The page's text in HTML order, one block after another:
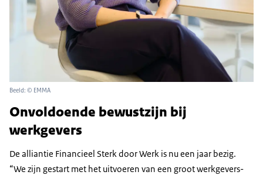
Beeld: © EMMA
Onvoldoende bewustzijn bij
werkgevers
De alliantie Financieel Sterk door Werk is nu een jaar bezig.
“We zijn gestart met het uitvoeren van een groot werkgevers-